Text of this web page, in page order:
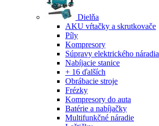
Dielňa
AKU vŕtačky a skrutkovače
Píly
Kompresory
Súpravy elektrického náradia
Nabíjacie stanice
+ 16 ďalších
Obrábacie stroje
Frézky
Kompresory do auta
Batérie a nabíjačky
Multifunkčné náradie